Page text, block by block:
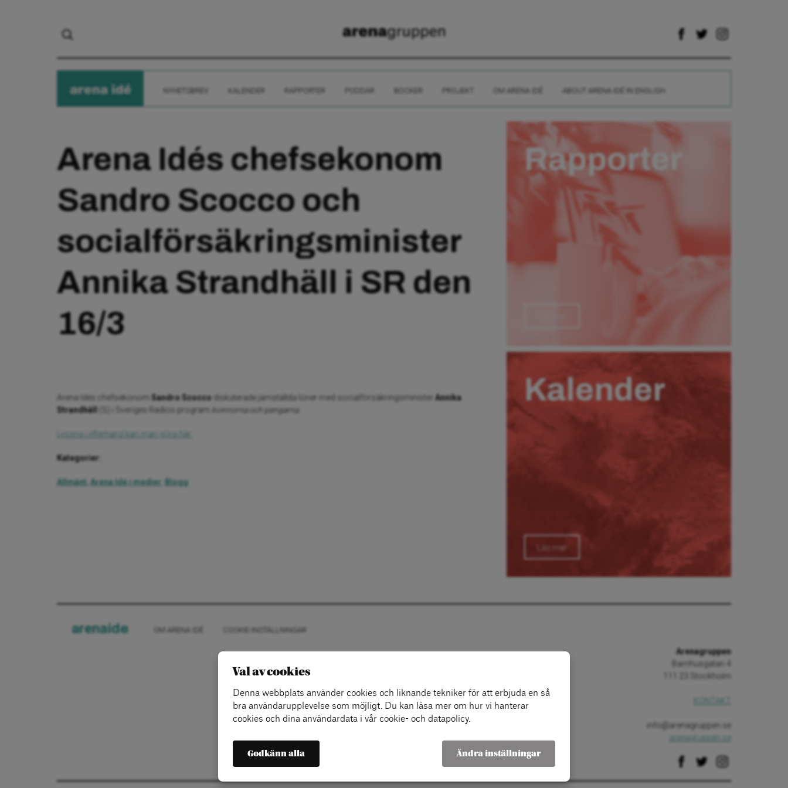
arenaide KALENDER RAPPORTER BÖCKER PROJEKT OM ARENA IDÉ ABOUT ARENA IDÉ IN ENGLISH
Arena Idés chefsekonom
Sandro Scocco och
socialförsäkringsminister
Annika Strandhäll i SR den
16/3
Arena Idés chefsekonom Sandro Scocco diskuterade jämställda löner med socialförsäkringsminister Annika
Strandhäll
(S) i Sveriges Radios program kvinnorna och pengarna.
Lyssna i efterhand kan man göra här.
Kategorier:
Allmänt Arena Idé i medier Blogg
Rapporter
Kalender
Läs mer
arenaide OM ARENA IDÉ COOKIE-INSTÄLLNINGAR
Arenagruppen
Barnhusgatan 4
111 23 Stockholm
info@arenagruppen.se
arenagruppen.se
Val av cookies
Denna webbplats använder cookies och liknande tekniker för att erbjuda en så
bra användarupplevelse som möjligt. Du kan läsa mer om hur vi hanterar
cookies och dina användardata i vår cookie- och datapolicy.
Godkänn alla Ändra inställningar